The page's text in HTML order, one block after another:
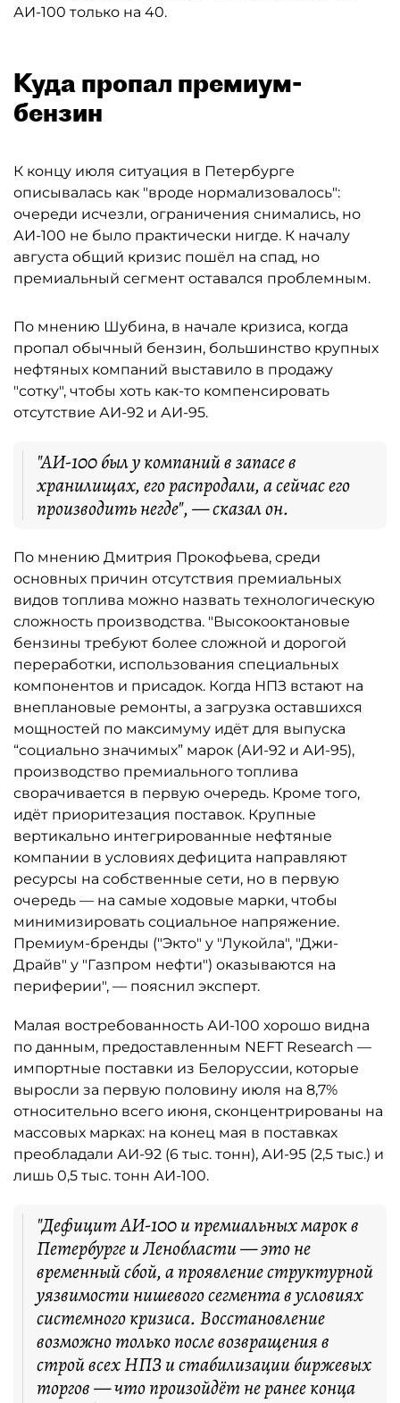
АИ-100 только на 40.
Куда пропал премиум-
бензин
К концу июля ситуация в Петербурге
описывалась как "вроде нормализовалось":
очереди исчезли, ограничения снимались, но
АИ-100 не было практически нигде. К началу
августа общий кризис пошёл на спад, но
премиальный сегмент оставался проблемным.
По мнению Шубина, в начале кризиса, когда
пропал обычный бензин, большинство крупных
нефтяных компаний выставило в продажу
"сотку", чтобы хоть как-то компенсировать
отсутствие АИ-92 и АИ-95.
"АИ-100 был у компаний в запасе в
хранилищах, его распродали, а сейчас его
производить негде", — сказал он.
По мнению Дмитрия Прокофьева, среди
основных причин отсутствия премиальных
видов топлива можно назвать технологическую
сложность производства. "Высокооктановые
бензины требуют более сложной и дорогой
переработки, использования специальных
компонентов и присадок. Когда НПЗ встают на
внеплановые ремонты, а загрузка оставшихся
мощностей по максимуму идёт для выпуска
“социально значимых” марок (АИ-92 и АИ-95),
производство премиального топлива
сворачивается в первую очередь. Кроме того,
идёт приоритезация поставок. Крупные
вертикально интегрированные нефтяные
компании в условиях дефицита направляют
ресурсы на собственные сети, но в первую
очередь — на самые ходовые марки, чтобы
минимизировать социальное напряжение.
Премиум-бренды ("Экто" у "Лукойла", "Джи-
Драйв" у "Газпром нефти") оказываются на
периферии", — пояснил эксперт.
Малая востребованность АИ-100 хорошо видна
по данным, предоставленным NEFT Research —
импортные поставки из Белоруссии, которые
выросли за первую половину июля на 8,7%
относительно всего июня, сконцентрированы на
массовых марках: на конец мая в поставках
преобладали АИ-92 (6 тыс. тонн), АИ-95 (2,5 тыс.) и
лишь 0,5 тыс. тонн АИ-100.
"Дефицит АИ-100 и премиальных марок в
Петербурге и Ленобласти — это не
временный сбой, а проявление структурной
уязвимости нишевого сегмента в условиях
системного кризиса. Восстановление
возможно только после возвращения в
строй всех НПЗ и стабилизации биржевых
торгов — что произойдёт не ранее конца